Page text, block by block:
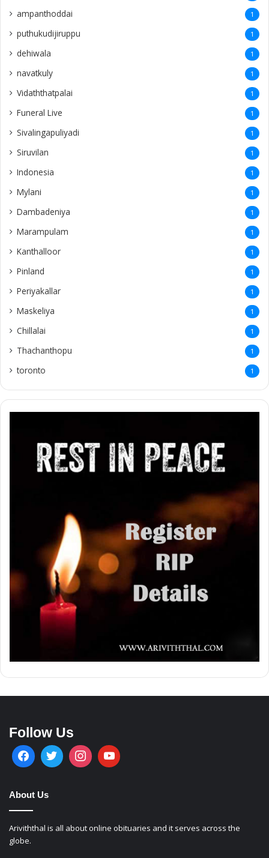
ampanthoddai 1
puthukudijiruppu 1
dehiwala 1
navatkuly 1
Vidaththatpalai 1
Funeral Live 1
Sivalingapuliyadi 1
Siruvilan 1
Indonesia 1
Mylani 1
Dambadeniya 1
Marampulam 1
Kanthalloor 1
Pinland 1
Periyakallar 1
Maskeliya 1
Chillalai 1
Thachanthopu 1
toronto 1
Follow Us
About Us
Ariviththal is all about online obituaries and it serves across the
globe.